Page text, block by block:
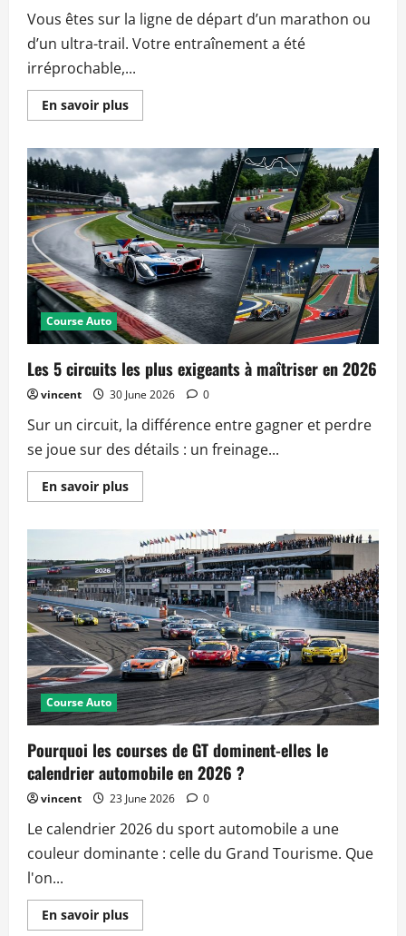
Vous êtes sur la ligne de départ d’un marathon ou
d’un ultra-trail. Votre entraînement a été
irréprochable,...
En savoir plusRead
more
optimiser
votre
stratégie
de
ravitaillement
en
endurance
Course Auto
Les 5 circuits les plus exigeants à maîtriser en 2026
vincent 30 June 2026 0
Sur un circuit, la différence entre gagner et perdre
se joue sur des détails : un freinage...
En savoir plusRead
more
circuits
les
plus
exigeants
à
maîtriser
en
2026
Course Auto
Pourquoi les courses de GT dominent-elles le
calendrier automobile en 2026 ?
vincent 23 June 2026 0
Le calendrier 2026 du sport automobile a une
couleur dominante : celle du Grand Tourisme. Que
l'on...
En savoir plusRead
more